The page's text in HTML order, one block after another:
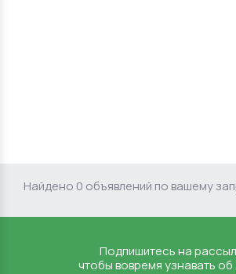
Найдено 0 объявлений по вашему
Подпишитесь на
чтобы вовремя узнавать об